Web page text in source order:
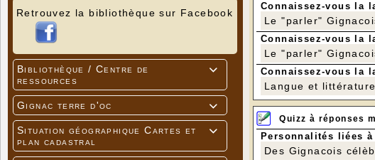
Retrouvez la bibliothèque sur Facebook

Bibliothèque / Centre de
ressources

Gignac terre d'oc

Situation géographique Cartes et
plan cadastral
Connaissez-vous la
Le "parler"
Connaissez-vous la
Le "parler"
Connaissez-vous la
Langue et
Quizz à réponses
Personnalités liées
Des Gignacois